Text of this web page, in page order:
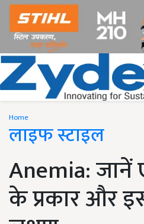
Home
लाइफ स्टाइल
Anemia: जानें
के प्रकार और